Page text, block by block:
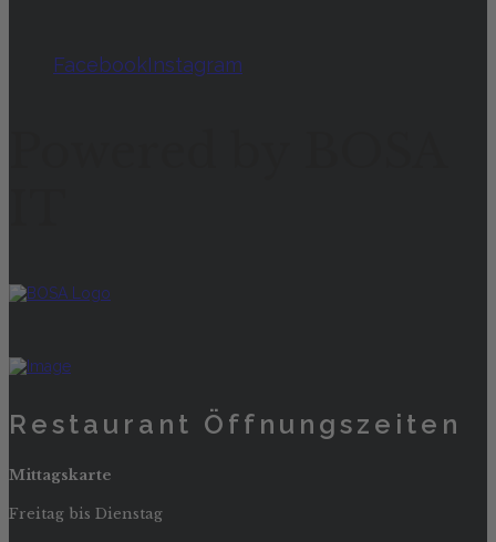
FacebookInstagram
Restaurant Öffnungszeiten
Mittagskarte
Freitag bis Dienstag